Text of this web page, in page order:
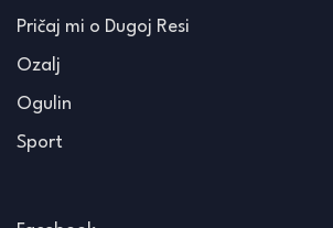
Pričaj mi o Dugoj Resi
Ozalj
Ogulin
Sport